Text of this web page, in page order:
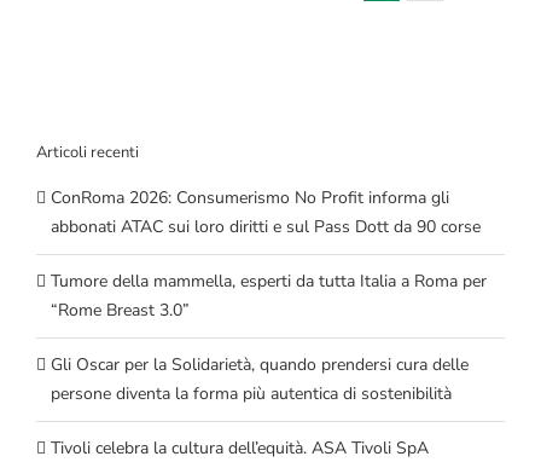
Articoli recenti
ConRoma 2026: Consumerismo No Profit informa gli
abbonati ATAC sui loro diritti e sul Pass Dott da 90 corse
Tumore della mammella, esperti da tutta Italia a Roma per
“Rome Breast 3.0”
Gli Oscar per la Solidarietà, quando prendersi cura delle
persone diventa la forma più autentica di sostenibilità
Tivoli celebra la cultura dell’equità. ASA Tivoli SpA